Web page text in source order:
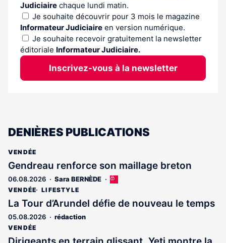
Judiciaire chaque lundi matin.
Je souhaite découvrir pour 3 mois le magazine
Informateur Judiciaire en version numérique.
Je souhaite recevoir gratuitement la newsletter
éditoriale Informateur Judiciaire.
Inscrivez-vous à la newsletter
DENIÈRES PUBLICATIONS
VENDÉE
Gendreau renforce son maillage breton
06.08.2026 Sara BERNÈDE
Cet
réservé
VENDÉE LIFESTYLE
La Tour d’Arundel défie de nouveau le temps
05.08.2026 rédaction
VENDÉE